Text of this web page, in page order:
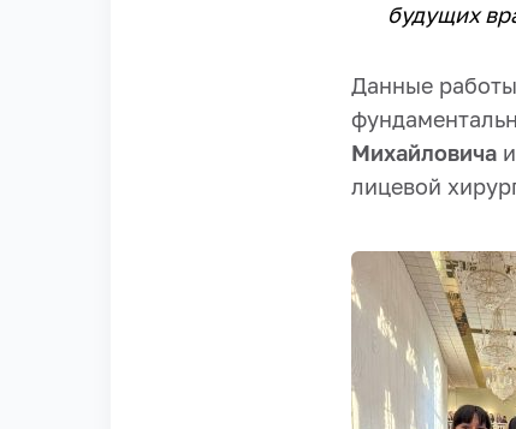
будущих
Данные
Михайловича
лицевой